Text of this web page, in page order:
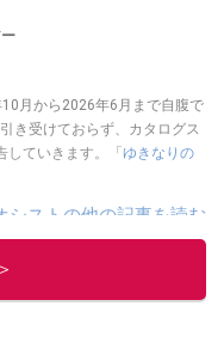
月から2026年6月まで自腹で
き受けておらず、カタログス
していきます。「ゆきなりの
シストの他の記事を読む